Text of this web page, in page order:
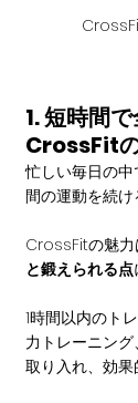
1. 短時間
CrossFit
忙しい毎日の
間の運動を続け
CrossFitの魅力
と鍛えられる点
1時間以内のト
力トレーニング
取り入れ、効果